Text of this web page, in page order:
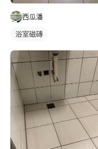
西瓜潘
浴室磁磚